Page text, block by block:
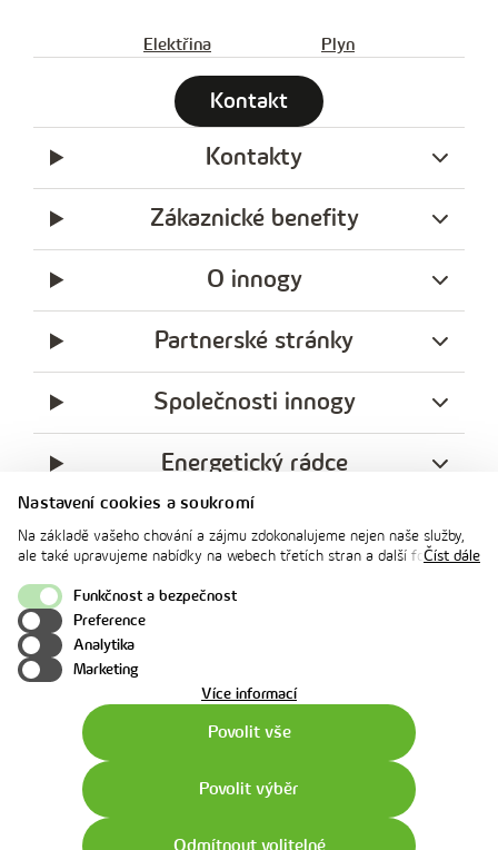
Nastavení cookies a soukromí
Na základě vašeho chování a zájmu zdokonalujeme nejen naše služby,
ale také upravujeme nabídky na webech třetích stran a další formy
souhlasu. Svoje nastavení můžete kdykoliv změnit v zápatí stránky v
„Nastavení soukromí". Více informací o tom, jak se soubory cookies a
osobními údaji pracujeme, včetně možností uplatnění vašich práv,
naleznete na webové stránce v sekci
Číst dále
Funkčnost a bezpečnost
Preference
Analytika
Marketing
Více informacío
Povolit vše
Povolit výběr
Elektřina Plyn
Kontakt
Kontakty
Zákaznické benefity
O innogy
Partnerské stránky
Společnosti innogy
Energetický rádce
Legislativa
Ochrana soukromí
facebook